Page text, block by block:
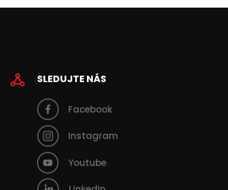
SLEDUJTE NÁS
Facebook
Instagram
Youtube